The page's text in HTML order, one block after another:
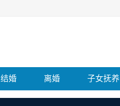
结婚 离婚 子女抚养